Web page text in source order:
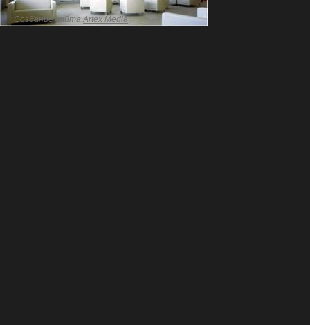
Создание сайтаArtex Media